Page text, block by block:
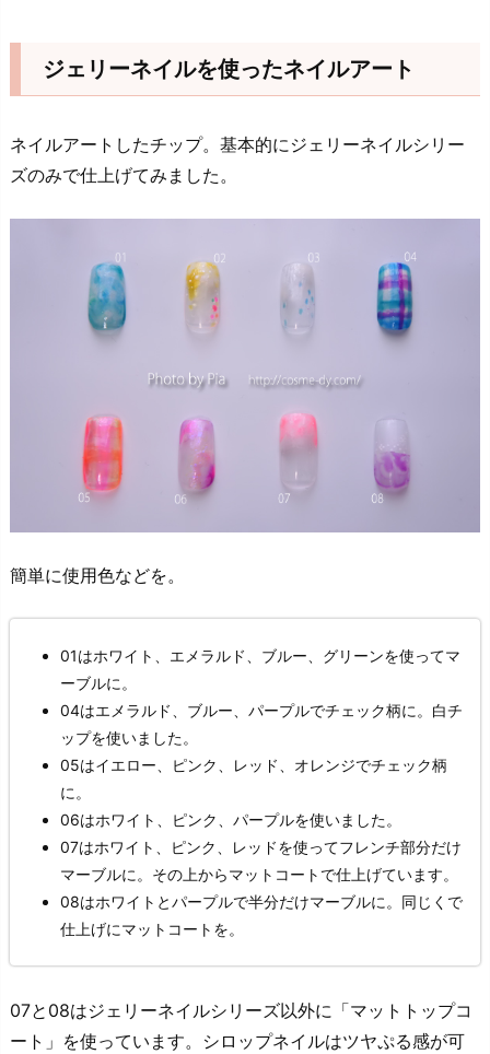
ジェリーネイルを使ったネイルアート
ネイルアートしたチップ。基本的にジェリーネイルシリー
ズのみで仕上げてみました。
簡単に使用色などを。
01はホワイト、エメラルド、ブルー、グリーンを使ってマ
ーブルに。
04はエメラルド、ブルー、パープルでチェック柄に。白チ
ップを使いました。
05はイエロー、ピンク、レッド、オレンジでチェック柄
に。
06はホワイト、ピンク、パープルを使いました。
07はホワイト、ピンク、レッドを使ってフレンチ部分だけ
マーブルに。その上からマットコートで仕上げています。
08はホワイトとパープルで半分だけマーブルに。同じくで
仕上げにマットコートを。
07と08はジェリーネイルシリーズ以外に「マットトップコ
ート」を使っています。シロップネイルはツヤぷる感が可